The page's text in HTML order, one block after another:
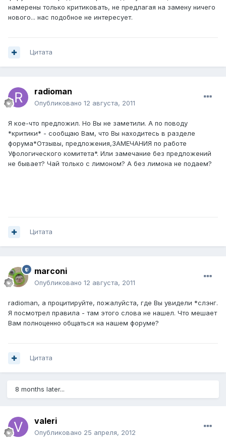
намерены только критиковать, не предлагая на замену ничего
нового... нас подобное не интересует.
Цитата
radioman
Опубликовано 12 августа, 2011
Я кое-что предложил. Но Вы не заметили. А по поводу
*критики* - сообщаю Вам, что Вы находитесь в разделе
форума*Отзывы, предложения,ЗАМЕЧАНИЯ по работе
Уфологического комитета*. Или замечание без предложений
не бывает? Чай только с лимоном? А без лимона не подаем?
Цитата
marconi
Опубликовано 12 августа, 2011
radioman, а процитируйте, пожалуйста, где Вы увидели *слэнг.
Я посмотрел правила - там этого слова не нашел. Что мешает
Вам полноценно общаться на нашем форуме?
Цитата
8 months later...
valeri
Опубликовано 25 апреля, 2012